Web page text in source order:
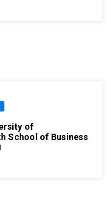
of
School of Business